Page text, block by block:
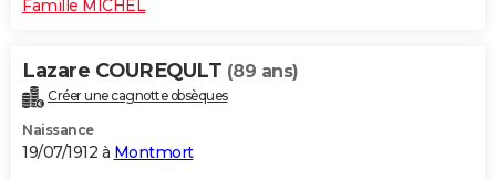
Famille MICHEL
Lazare COUREQULT (89 ans)
Créer une cagnotte obsèques
Naissance
19/07/1912 à Montmort